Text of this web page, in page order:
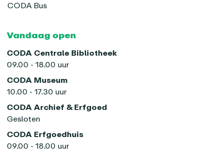
CODA Bus
Vandaag open
CODA Centrale Bibliotheek
09.00 - 18.00 uur
CODA Museum
10.00 - 17.30 uur
CODA Archief & Erfgoed
Gesloten
CODA Erfgoedhuis
09.00 - 18.00 uur